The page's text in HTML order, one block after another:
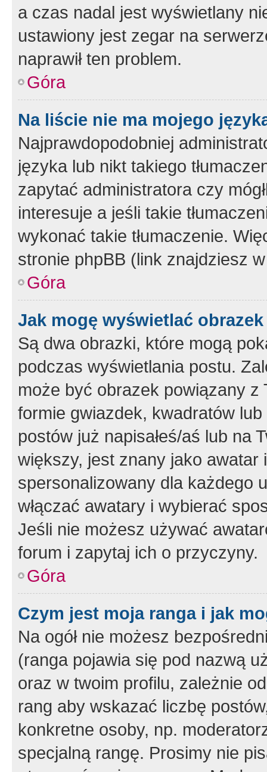
a czas nadal jest wyświetlany
ustawiony jest zegar na
naprawił ten problem.
Góra
Na liście nie ma mojego
Najprawdopodobniej
języka lub nikt takiego
zapytać administratora czy
interesuje a jeśli takie
wykonać takie tłumaczenie.
stronie phpBB (link znajdziesz
Góra
Jak mogę wyświetlać
Są dwa obrazki, które mogą
podczas wyświetlania postu.
może być obrazek powiązany z
formie gwiazdek, kwadratów
postów już napisałeś/aś lub na
większy, jest znany jako
spersonalizowany dla każdego
włączać awatary i wybierać
Jeśli nie możesz używać
forum i zapytaj ich o przyczyny.
Góra
Czym jest moja ranga i jak
Na ogół nie możesz
(ranga pojawia się pod nazwą
oraz w twoim profilu, zależnie
rang aby wskazać liczbę
konkretne osoby, np.
specjalną rangę. Prosimy nie